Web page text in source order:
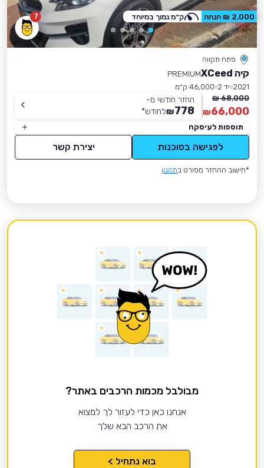
7
פתח תקווה
קיה XCeed
PREMIUM
2021 יד 2
46,000 ק״מ
68,000 ₪
66,000
₪
החזר חודשי מ-
778
₪לחודש*
תוספות לעיסקה
לפגישה בסוכנות יצירת קשר
*חישוב ההחזר מפורט בתקנון
2,000 ₪ הנחה ק״מ נמוך במיוחד
מבולבל מכמות הרכבים באתר?
אנחנו כאן כדי לעזור לך למצוא
את הרכב הבא שלך
בוא נתחיל >